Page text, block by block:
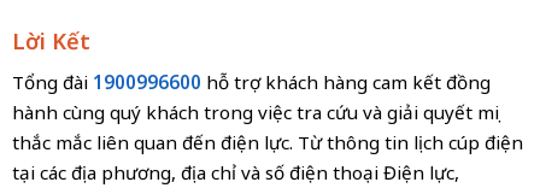
Lời Kết
Tổng đài 1900996600 hỗ trợ khách hàng cam kết đồng
hành cùng quý khách trong việc tra cứu và giải quyết mọi
thắc mắc liên quan đến điện lực. Từ thông tin lịch cúp điện
tại các địa phương, địa chỉ và số điện thoại Điện lực,